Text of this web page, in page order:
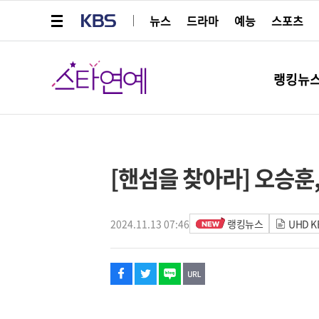
뉴스
드라마 예능 스포츠
스타연예
랭킹뉴
[핸섬을 찾아라] 오승
2024.11.13 07:46 랭킹뉴스 UHD
페이스북
트위터
네이버
URL복사
글씨 작게보기
글씨 크게보기
해시태그